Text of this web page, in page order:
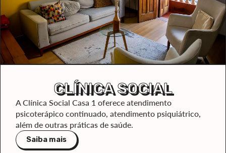
CLÍNICA SOCIAL
A Clínica Social Casa 1 oferece atendimento
psicoterápico continuado, atendimento psiquiátrico,
além de outras práticas de saúde.
Saiba mais